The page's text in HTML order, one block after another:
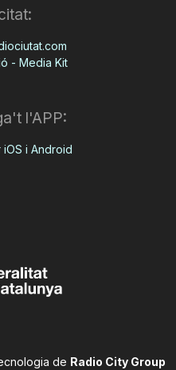
- Media Kit
l'APP:
i Android
de Radio City Group